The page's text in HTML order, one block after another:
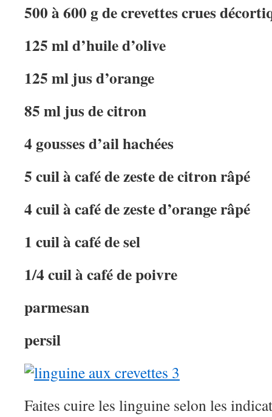
500 à 600 g de crevettes crues
125 ml d’huile d’olive
125 ml jus d’orange
85 ml jus de citron
4 gousses d’ail hachées
5 cuil à café de zeste de citron râpé
4 cuil à café de zeste d’orange râpé
1 cuil à café de sel
1/4 cuil à café de poivre
parmesan
persil
Faites cuire les linguine selon les